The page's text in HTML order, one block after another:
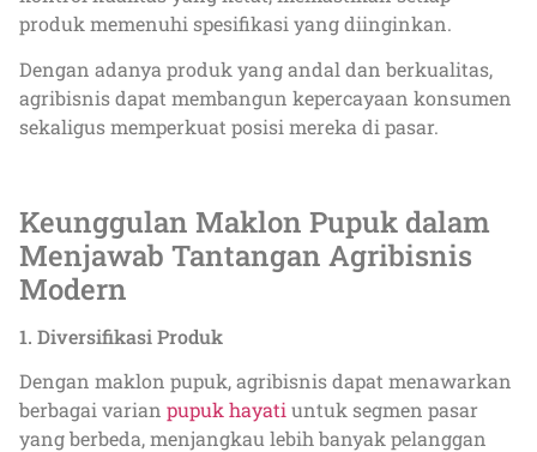
produk memenuhi spesifikasi yang diinginkan.
Dengan adanya produk yang andal dan berkualitas,
agribisnis dapat membangun kepercayaan konsumen
sekaligus memperkuat posisi mereka di pasar.
Keunggulan Maklon Pupuk dalam
Menjawab Tantangan Agribisnis
Modern
1. Diversifikasi Produk
Dengan maklon pupuk, agribisnis dapat menawarkan
berbagai varian pupuk hayati untuk segmen pasar
yang berbeda, menjangkau lebih banyak pelanggan